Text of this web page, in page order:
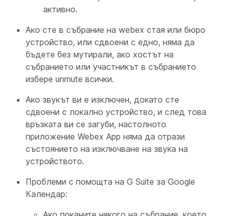
активно.
Ако сте в събрание на webex стая или бюро
устройство, или сдвоени с едно, няма да
бъдете без мутирали, ако хостът на
събранието или участникът в събранието
избере unmute всички.
Ако звукът ви е изключен, докато сте
сдвоени с локално устройство, и след това
връзката ви се загуби, настолното
приложение Webex App няма да отрази
състоянието на изключване на звука на
устройството.
Проблеми с помощта на G Suite за Google
Календар: